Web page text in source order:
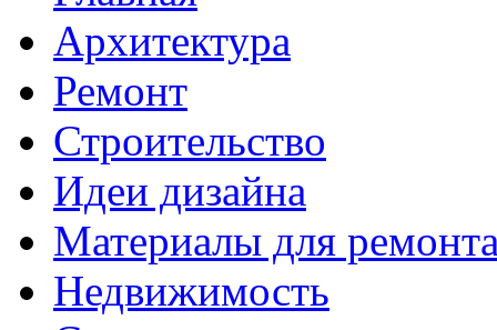
Архитектура
Ремонт
Строительство
Идеи дизайна
Материалы для
Недвижимость